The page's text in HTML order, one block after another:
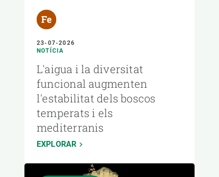
23-07-2026
NOTÍCIA
L'aigua i la diversitat
funcional augmenten
l'estabilitat dels boscos
temperats i els
mediterranis
EXPLORAR